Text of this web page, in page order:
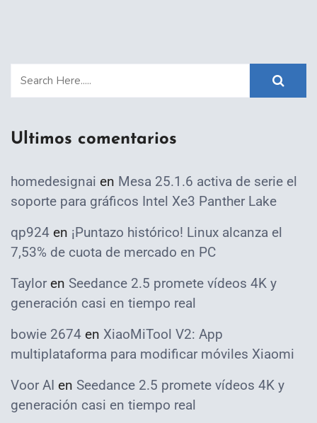
Ultimos comentarios
homedesignai en Mesa 25.1.6 activa de serie el
soporte para gráficos Intel Xe3 Panther Lake
qp924 en ¡Puntazo histórico! Linux alcanza el
7,53% de cuota de mercado en PC
Taylor en Seedance 2.5 promete vídeos 4K y
generación casi en tiempo real
bowie 2674 en XiaoMiTool V2: App
multiplataforma para modificar móviles Xiaomi
Voor AI en Seedance 2.5 promete vídeos 4K y
generación casi en tiempo real